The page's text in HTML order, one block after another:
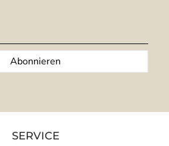
Abonnieren
SERVICE